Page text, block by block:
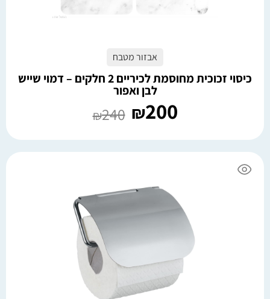
אבזור מטבח
כיסוי זכוכית מחוסמת לכיריים 2 חלקים – דמוי שייש
לבן ואפור
₪200
₪240